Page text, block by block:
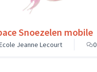
Snoezelen mobile
Jeanne Lecourt
0